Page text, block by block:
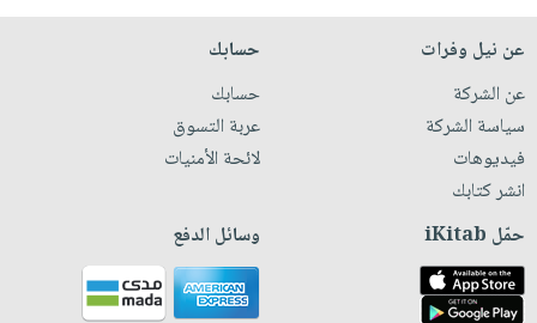
عن نيل وفرات
عن الشركة
سياسة الشركة
فيديوهات
انشر كتابك
حسابك
حسابك
عربة التسوق
لائحة الأمنيات
حمّل iKitab وسائل الدفع